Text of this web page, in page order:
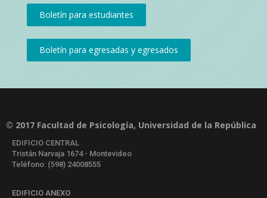
© 2017 Facultad de Psicología, Universidad de la República
EDIFICIO CENTRAL
Tristán Narvaja 1674 - Montevideo
Teléfono: (598) 24008555
EDIFICIO ANEXO